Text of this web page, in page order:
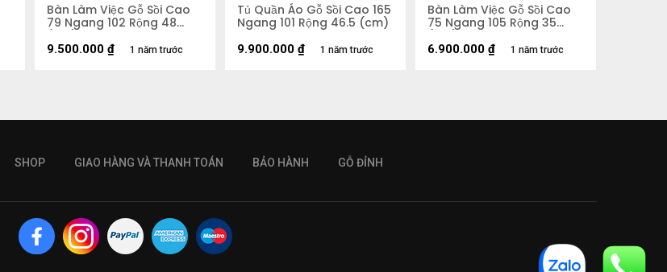
Bàn Làm Việc Gỗ Sồi Cao
79 Ngang 102 Rộng 48
(cm)
1 năm trước
9.500.000 ₫
Tủ Quần Áo Gỗ Sồi Cao 165
Ngang 101 Rộng 46.5 (cm)
1 năm trước
9.900.000 ₫
Bàn Làm Việc Gỗ Sồi Cao
75 Ngang 105 Rộng 35
(cm)
1 năm trước
6.900.000 ₫
SHOP GIAO HÀNG VÀ THANH TOÁN BẢO HÀNH GỖ ĐỈNH